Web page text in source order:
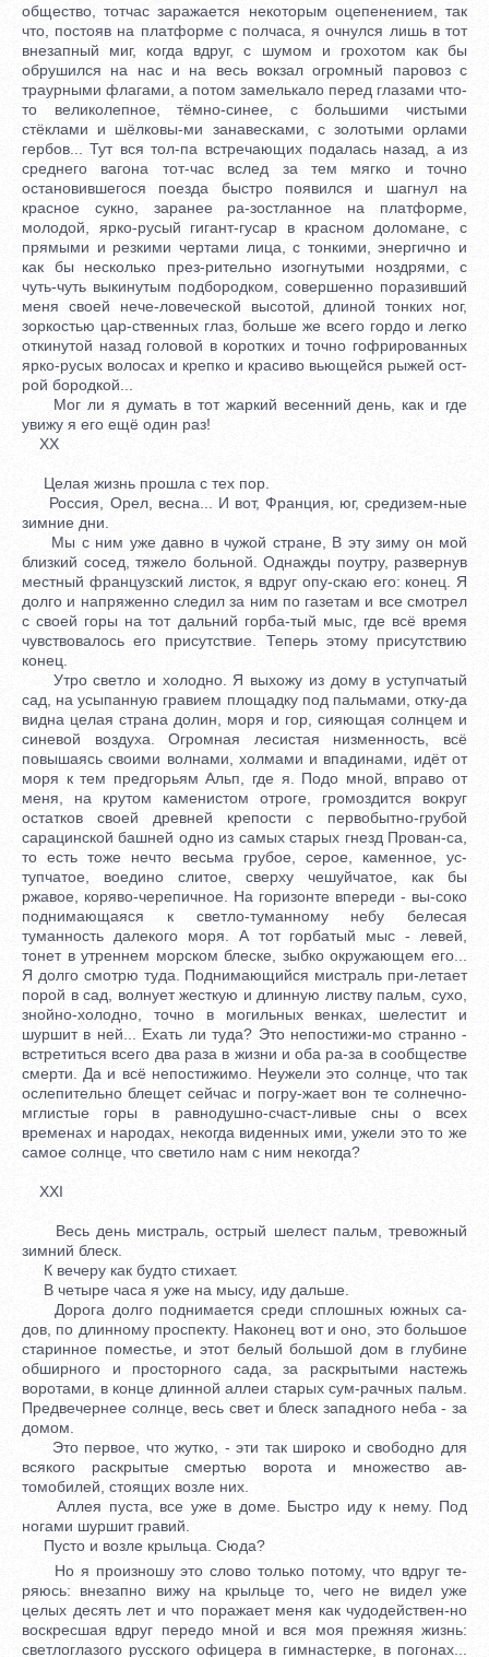
общество, тотчас заражается некоторым оцепенением, так
что, постояв на платформе с полчаса, я очнулся лишь в тот
внезапный миг, когда вдруг, с шумом и грохотом как бы
обрушился на нас и на весь вокзал огромный паровоз с
траурными флагами, а потом замелькало перед глазами что-
то великолепное, тёмно-синее, с большими чистыми
стёклами и шёлковы-ми занавесками, с золотыми орлами
гербов... Тут вся тол-па встречающих подалась назад, а из
среднего вагона тот-час вслед за тем мягко и точно
остановившегося поезда быстро появился и шагнул на
красное сукно, заранее ра-зостланное на платформе,
молодой, ярко-русый гигант-гусар в красном доломане, с
прямыми и резкими чертами лица, с тонкими, энергично и
как бы несколько през-рительно изогнутыми ноздрями, с
чуть-чуть выкинутым подбородком, совершенно поразивший
меня своей нече-ловеческой высотой, длиной тонких ног,
зоркостью цар-ственных глаз, больше же всего гордо и легко
откинутой назад головой в коротких и точно гофрированных
ярко-русых волосах и крепко и красиво вьющейся рыжей ост-
рой бородкой...
Мог ли я думать в тот жаркий весенний день, как и где
увижу я его ещё один раз!
XX
Целая жизнь прошла с тех пор.
Россия, Орел, весна... И вот, Франция, юг, средизем-ные
зимние дни.
Мы с ним уже давно в чужой стране, В эту зиму он мой
близкий сосед, тяжело больной. Однажды поутру, развернув
местный французский листок, я вдруг опу-скаю его: конец. Я
долго и напряженно следил за ним по газетам и все смотрел
с своей горы на тот дальний горба-тый мыс, где всё время
чувствовалось его присутствие. Теперь этому присутствию
конец.
Утро светло и холодно. Я выхожу из дому в уступчатый
сад, на усыпанную гравием площадку под пальмами, отку-да
видна целая страна долин, моря и гор, сияющая солнцем и
синевой воздуха. Огромная лесистая низменность, всё
повышаясь своими волнами, холмами и впадинами, идёт от
моря к тем предгорьям Альп, где я. Подо мной, вправо от
меня, на крутом каменистом отроге, громоздится вокруг
остатков своей древней крепости с первобытно-грубой
сарацинской башней одно из самых старых гнезд Прован-са,
то есть тоже нечто весьма грубое, серое, каменное, ус-
тупчатое, воедино слитое, сверху чешуйчатое, как бы
ржавое, коряво-черепичное. На горизонте впереди - вы-соко
поднимающаяся к светло-туманному небу белесая
туманность далекого моря. А тот горбатый мыс - левей,
тонет в утреннем морском блеске, зыбко окружающем его...
Я долго смотрю туда. Поднимающийся мистраль при-летает
порой в сад, волнует жесткую и длинную листву пальм, сухо,
знойно-холодно, точно в могильных венках, шелестит и
шуршит в ней... Ехать ли туда? Это непостижи-мо странно -
встретиться всего два раза в жизни и оба ра-за в сообществе
смерти. Да и всё непостижимо. Неужели это солнце, что так
ослепительно блещет сейчас и погру-жает вон те солнечно-
мглистые горы в равнодушно-счаст-ливые сны о всех
временах и народах, некогда виденных ими, ужели это то же
самое солнце, что светило нам с ним некогда?
XXI
Весь день мистраль, острый шелест пальм, тревожный
зимний блеск.
К вечеру как будто стихает.
В четыре часа я уже на мысу, иду дальше.
Дорога долго поднимается среди сплошных южных са-
дов, по длинному проспекту. Наконец вот и оно, это большое
старинное поместье, и этот белый большой дом в глубине
обширного и просторного сада, за раскрытыми настежь
воротами, в конце длинной аллеи старых сум-рачных пальм.
Предвечернее солнце, весь свет и блеск западного неба - за
домом.
Это первое, что жутко, - эти так широко и свободно для
всякого раскрытые смертью ворота и множество ав-
томобилей, стоящих возле них.
Аллея пуста, все уже в доме. Быстро иду к нему. Под
ногами шуршит гравий.
Пусто и возле крыльца. Сюда?
Но я произношу это слово только потому, что вдруг те-
ряюсь: внезапно вижу на крыльце то, чего не видел уже
целых десять лет и что поражает меня как чудодействен-но
воскресшая вдруг передо мной и вся моя прежняя жизнь:
светлоглазого русского офицера в гимнастерке, в погонах...